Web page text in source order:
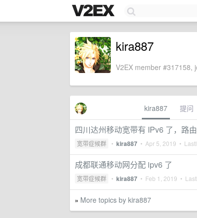
kira887
V2EX member #317158,
kira887 提问
四川达州移动宽带有 IPv6 了，路
宽带症候群 • kira887 • Apr 5, 2019 •
成都联通移动网分配 ipv6 了
宽带症候群 • kira887 • Feb 1, 2019 •
» More topics by kira887